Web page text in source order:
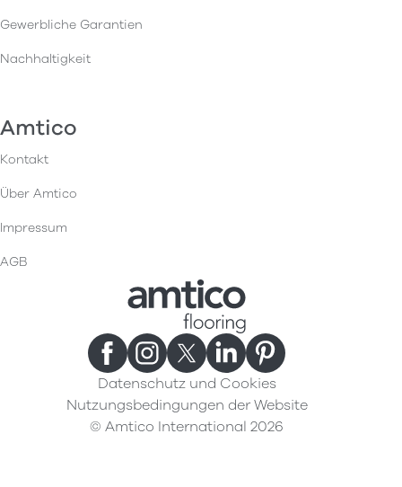
Gewerbliche Garantien
Nachhaltigkeit
Amtico
Kontakt
Über Amtico
Impressum
AGB
Datenschutz und Cookies
Nutzungsbedingungen der Website
© Amtico International 2026